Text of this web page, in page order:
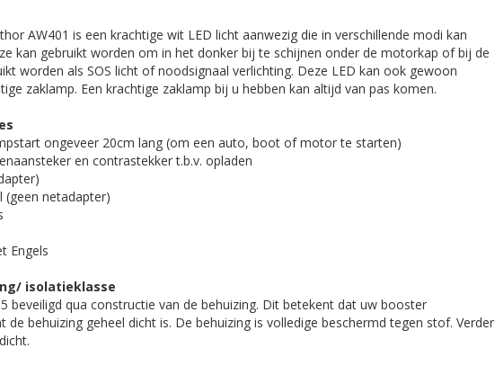
AW401 is een krachtige wit LED licht aanwezig die in verschillende modi kan
kan gebruikt worden om in het donker bij te schijnen onder de motorkap of bij de
worden als SOS licht of noodsignaal verlichting. Deze LED kan ook gewoon
zaklamp. Een krachtige zaklamp bij u hebben kan altijd van pas komen.
ongeveer 20cm lang (om een auto, boot of motor te starten)
en contrastekker t.b.v. opladen
(geen netadapter)
Engels
isolatieklasse
beveiligd qua constructie van de behuizing. Dit betekent dat uw booster
de behuizing geheel dicht is. De behuizing is volledige beschermd tegen stof. Verder